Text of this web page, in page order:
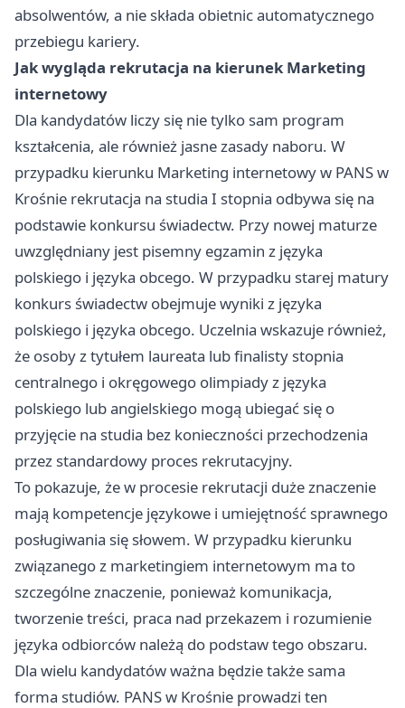
absolwentów, a nie składa obietnic automatycznego
przebiegu kariery.
Jak wygląda rekrutacja na kierunek Marketing
internetowy
Dla kandydatów liczy się nie tylko sam program
kształcenia, ale również jasne zasady naboru. W
przypadku kierunku Marketing internetowy w PANS w
Krośnie rekrutacja na studia I stopnia odbywa się na
podstawie konkursu świadectw. Przy nowej maturze
uwzględniany jest pisemny egzamin z języka
polskiego i języka obcego. W przypadku starej matury
konkurs świadectw obejmuje wyniki z języka
polskiego i języka obcego. Uczelnia wskazuje również,
że osoby z tytułem laureata lub finalisty stopnia
centralnego i okręgowego olimpiady z języka
polskiego lub angielskiego mogą ubiegać się o
przyjęcie na studia bez konieczności przechodzenia
przez standardowy proces rekrutacyjny.
To pokazuje, że w procesie rekrutacji duże znaczenie
mają kompetencje językowe i umiejętność sprawnego
posługiwania się słowem. W przypadku kierunku
związanego z marketingiem internetowym ma to
szczególne znaczenie, ponieważ komunikacja,
tworzenie treści, praca nad przekazem i rozumienie
języka odbiorców należą do podstaw tego obszaru.
Dla wielu kandydatów ważna będzie także sama
forma studiów. PANS w Krośnie prowadzi ten